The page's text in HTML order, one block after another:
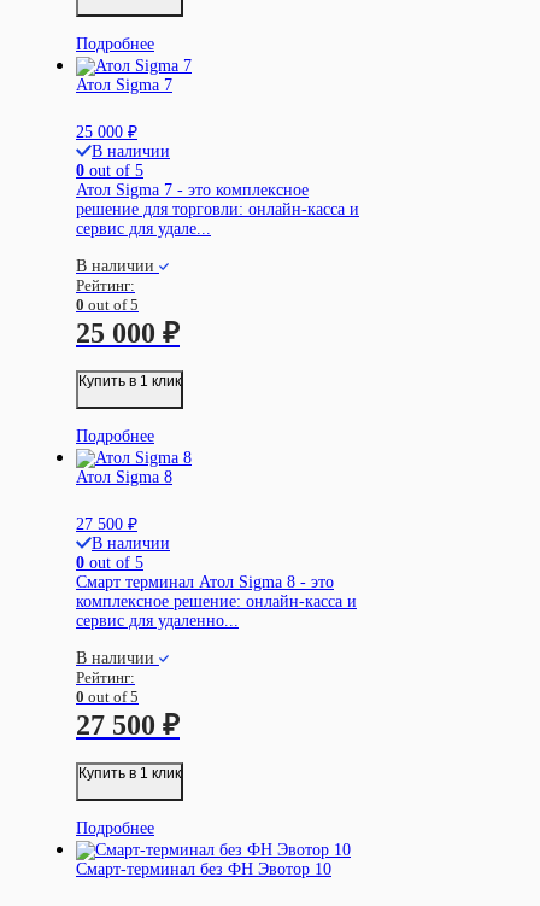
Подробнее
Атол Sigma 7
25 000 ₽
В наличии
0 out of 5
Атол Sigma 7 - это комплексное
решение для торговли: онлайн-касса и
сервис для удале...
В наличии
Рейтинг:
0 out of 5
25 000 ₽
Купить в 1 клик
Подробнее
Атол Sigma 8
27 500 ₽
В наличии
0 out of 5
Смарт терминал Атол Sigma 8 - это
комплексное решение: онлайн-касса и
сервис для удаленно...
В наличии
Рейтинг:
0 out of 5
27 500 ₽
Купить в 1 клик
Подробнее
Смарт-терминал без ФН Эвотор 10